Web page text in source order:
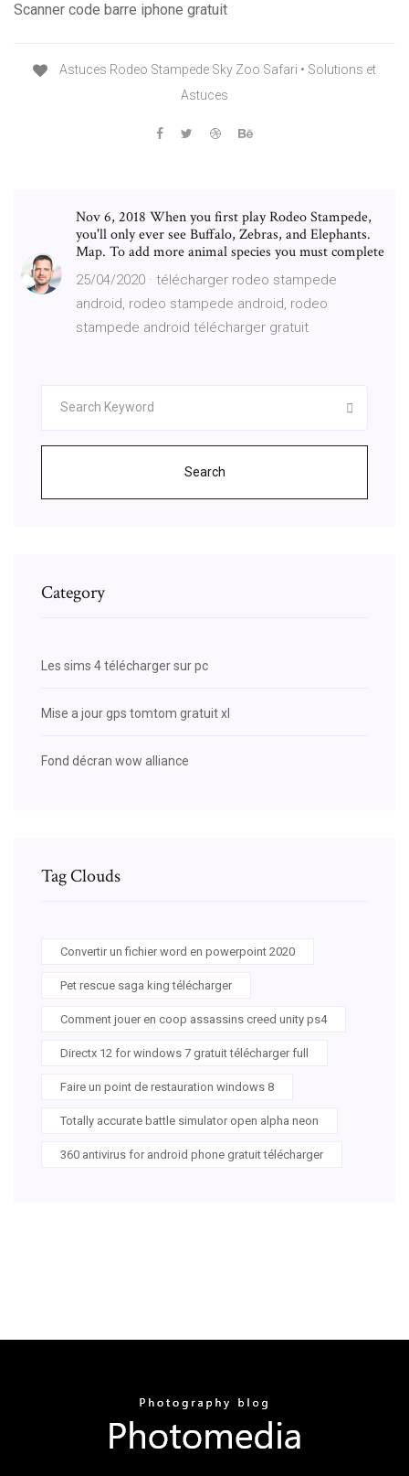
Scanner code barre iphone gratuit
Astuces Rodeo Stampede Sky Zoo Safari • Solutions et
Astuces
Nov 6, 2018 When you first play Rodeo Stampede,
you'll only ever see Buffalo, Zebras, and Elephants.
Map. To add more animal species you must complete
25/04/2020 · télécharger rodeo stampede
android, rodeo stampede android, rodeo
stampede android télécharger gratuit
Search
Category
Les sims 4 télécharger sur pc
Mise a jour gps tomtom gratuit xl
Fond décran wow alliance
Tag Clouds
Convertir un fichier word en powerpoint 2020
Pet rescue saga king télécharger
Comment jouer en coop assassins creed unity ps4
Directx 12 for windows 7 gratuit télécharger full
Faire un point de restauration windows 8
Totally accurate battle simulator open alpha neon
360 antivirus for android phone gratuit télécharger